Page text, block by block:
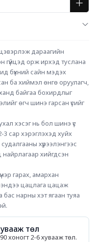
дараагийн
гүйцэд орж ирхэд туслана
бүхний сайн мэдэх
ба хиймэл өнгө оруулагч,
байгаа бохирдлыг
өгч шинэ гарсан үсийг
хэсэг нь бол шинэ үс
сар хэрэглэхэд хуйх
хүрээлэнгээс
найрлагаар хийгдсэн
гарах, амархан
цацлага цацаж
нарны хэт ягаан туяа
төл
хоногт 2-6 хувааж төл.